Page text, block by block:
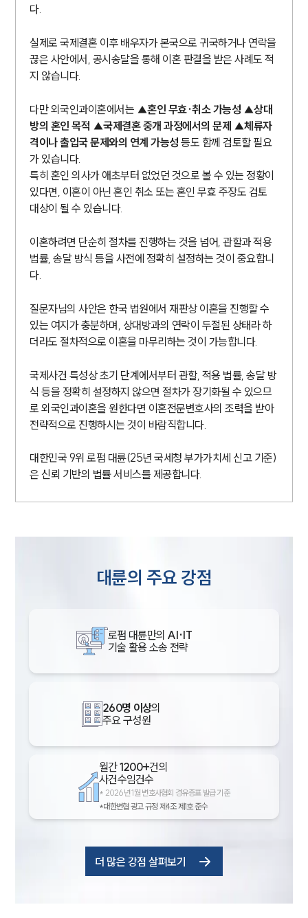
다.
실제로 국제결혼 이후 배우자가 본국으로 귀국하거나 연락을
끊은 사안에서, 공시송달을 통해 이혼 판결을 받은 사례도 적
지 않습니다.
다만 외국인과이혼에서는 ▲혼인 무효·취소 가능성 ▲상대
방의 혼인 목적 ▲국제결혼 중개 과정에서의 문제 ▲체류자
격이나 출입국 문제와의 연계 가능성 등도 함께 검토할 필요
가 있습니다.
특히 혼인 의사가 애초부터 없었던 것으로 볼 수 있는 정황이
있다면, 이혼이 아닌 혼인 취소 또는 혼인 무효 주장도 검토
대상이 될 수 있습니다.
이혼하려면 단순히 절차를 진행하는 것을 넘어, 관할과 적용
법률, 송달 방식 등을 사전에 정확히 설정하는 것이 중요합니
다.
질문자님의 사안은 한국 법원에서 재판상 이혼을 진행할 수
있는 여지가 충분하며, 상대방과의 연락이 두절된 상태라 하
더라도 절차적으로 이혼을 마무리하는 것이 가능합니다.
국제사건 특성상 초기 단계에서부터 관할, 적용 법률, 송달 방
식 등을 정확히 설정하지 않으면 절차가 장기화될 수 있으므
로 외국인과이혼을 원한다면 이혼전문변호사의 조력을 받아
전략적으로 진행하시는 것이 바람직합니다.
대한민국 9위 로펌 대륜(25년 국세청 부가가치세 신고 기준)
은 신뢰 기반의 법률 서비스를 제공합니다.
대륜의 주요 강점
로펌 대륜만의 AI·IT
기술 활용 소송 전략
260명 이상의
주요 구성원
월간1200+건의
사건수임건수
* 2026년 1월 변호사협회 경유증표 발급 기준
*대한변협 광고 규정 제4조 제1호 준수
더 많은 강점 살펴보기